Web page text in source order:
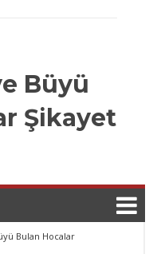
Büyü
Şikayet
Bulan Hocalar